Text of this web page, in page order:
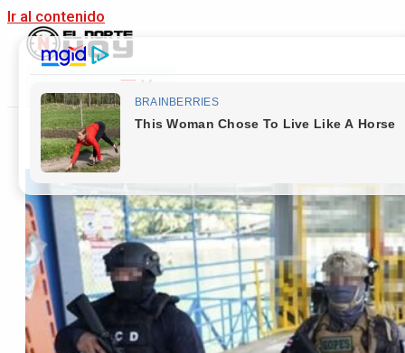
Ir al contenido
Main Menu